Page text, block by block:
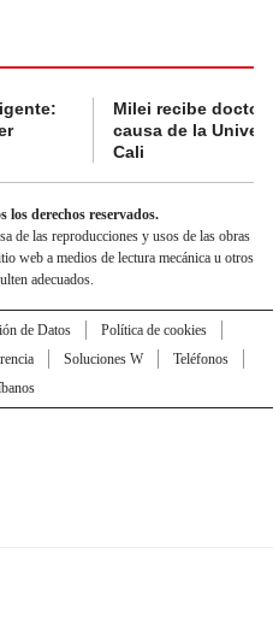
Milei recibe
causa de la
Cali
derechos reservados.
de las reproducciones y usos de las obras
web a medios de lectura mecánica u otros
adecuados.
de Datos
Política de cookies
Soluciones W
Teléfonos